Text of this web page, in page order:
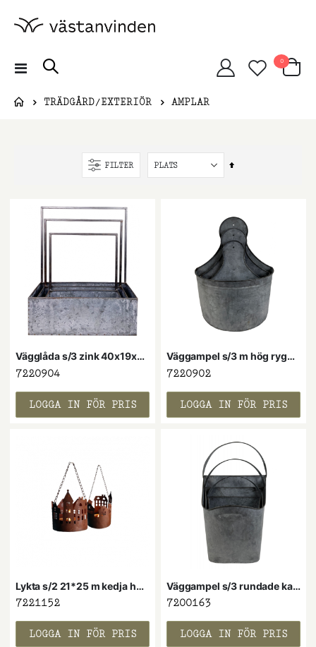
Växla
Cart
0artiklar
TRÄDGÅRD/EXTERIÖR AMPLAR
FILTER
Sätt
Vägglåda s/3 zink 40x19x49H cm
7220904
LOGGA IN FÖR PRIS
Väggampel s/3 m hög rygg zink 31x14x37H cm
7220902
LOGGA IN FÖR PRIS
Lykta s/2 21*25 m kedja husen
7221152
LOGGA IN FÖR PRIS
Väggampel s/3 rundade kanter zink 23x13x35H cm
7200163
LOGGA IN FÖR PRIS